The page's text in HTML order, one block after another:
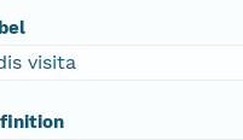
visita